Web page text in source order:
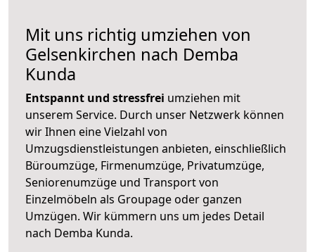
Mit uns richtig umziehen von
Gelsenkirchen nach Demba
Kunda
Entspannt und stressfrei umziehen mit
unserem Service. Durch unser Netzwerk können
wir Ihnen eine Vielzahl von
Umzugsdienstleistungen anbieten, einschließlich
Büroumzüge, Firmenumzüge, Privatumzüge,
Seniorenumzüge und Transport von
Einzelmöbeln als Groupage oder ganzen
Umzügen. Wir kümmern uns um jedes Detail
nach Demba Kunda.